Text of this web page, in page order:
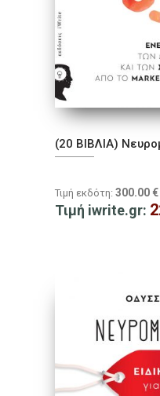
(20 ΒΙΒΛΙΑ)
Τιμή εκδότη: 300.00 €
Τιμή iwrite.gr: